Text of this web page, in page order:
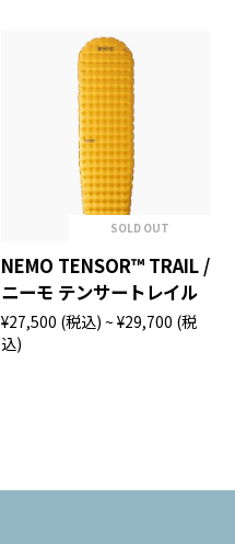
SOLD OUT
NEMO TENSOR™ TRAIL /
ニーモ テンサートレイル
¥27,500 (税込) ~ ¥29,700 (税
込)